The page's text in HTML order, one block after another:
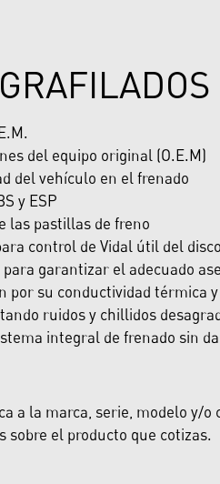
del equipo original (O.E.M)
del vehículo en el frenado
y ESP
las pastillas de freno
control de Vidal útil del disco
garantizar el adecuado
por su conductividad
ruidos y chillidos
integral de frenado sin
a la marca, serie, modelo y/o
sobre el producto que cotizas.